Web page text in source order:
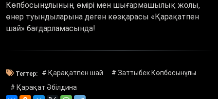
Көпбосынұлының өмірі мен шығармашылық жолы,
өнер туындыларына деген көзқарасы «Қарақатпен
шай» бағдарламасында!
Тегтер: # Қарақатпен шай
# Заттыбек Көпбосынұлы
# Қарақат Әбілдина